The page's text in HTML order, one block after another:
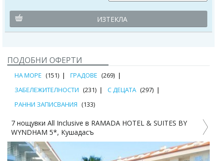
ИЗТЕКЛА
ПОДОБНИ ОФЕРТИ
НА МОРЕ (151) ГРАДОВЕ (269)
ЗАБЕЛЕЖИТЕЛНОСТИ (231) С ДЕЦАТА (297)
РАННИ ЗАПИСВАНИЯ (133)
7 нощувки All Inclusive в RAMADA HOTEL & SUITES BY
WYNDHAM 5*, Кушадасъ